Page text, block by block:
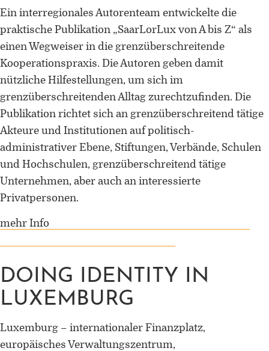
Ein interregionales Autorenteam entwickelte die
praktische Publikation „SaarLorLux von A bis Z“ als
einen Wegweiser in die grenzüberschreitende
Kooperationspraxis. Die Autoren geben damit
nützliche Hilfestellungen, um sich im
grenzüberschreitenden Alltag zurechtzufinden. Die
Publikation richtet sich an grenzüberschreitend tätige
Akteure und Institutionen auf politisch-
administrativer Ebene, Stiftungen, Verbände, Schulen
und Hochschulen, grenzüberschreitend tätige
Unternehmen, aber auch an interessierte
Privatpersonen.
mehr Info
DOING IDENTITY IN
LUXEMBURG
Luxemburg – internationaler Finanzplatz,
europäisches Verwaltungszentrum,